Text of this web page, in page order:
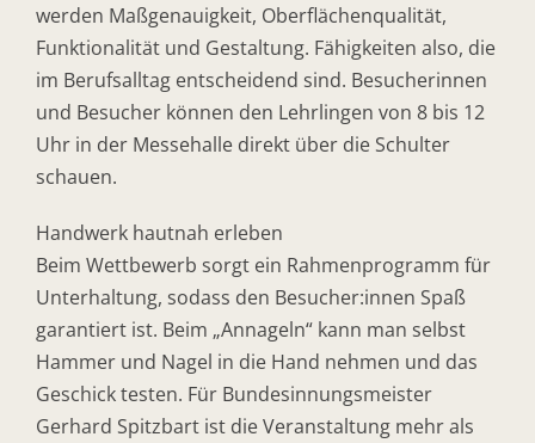
werden Maßgenauigkeit, Oberflächenqualität,
Funktionalität und Gestaltung. Fähigkeiten also, die
im Berufsalltag entscheidend sind. Besucherinnen
und Besucher können den Lehrlingen von 8 bis 12
Uhr in der Messehalle direkt über die Schulter
schauen.
Handwerk hautnah erleben
Beim Wettbewerb sorgt ein Rahmenprogramm für
Unterhaltung, sodass den Besucher:innen Spaß
garantiert ist. Beim „Annageln“ kann man selbst
Hammer und Nagel in die Hand nehmen und das
Geschick testen. Für Bundesinnungsmeister
Gerhard Spitzbart ist die Veranstaltung mehr als